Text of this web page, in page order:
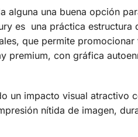
alguna una buena opción
es una práctica
que permite
premium, con gráfica
un impacto visual atractivo
nítida de imagen,